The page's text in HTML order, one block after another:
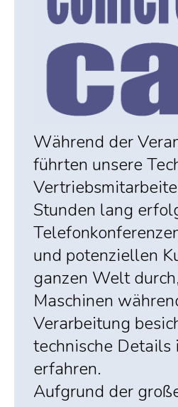
Während der
führten unsere
Stunden lang
und potenziellen
ganzen Welt
Maschinen
Verarbeitung
technische Details
erfahren.
Aufgrund der